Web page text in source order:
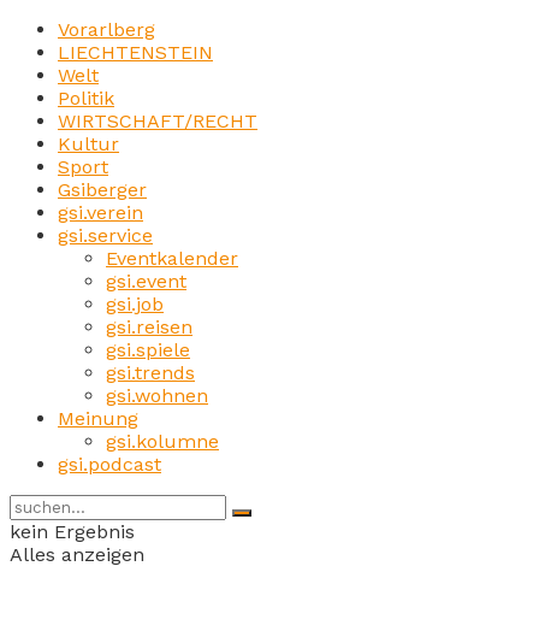
Vorarlberg
LIECHTENSTEIN
Welt
Politik
WIRTSCHAFT/RECHT
Kultur
Sport
Gsiberger
gsi.verein
gsi.service
Eventkalender
gsi.event
gsi.job
gsi.reisen
gsi.spiele
gsi.trends
gsi.wohnen
Meinung
gsi.kolumne
gsi.podcast
kein Ergebnis
Alles anzeigen